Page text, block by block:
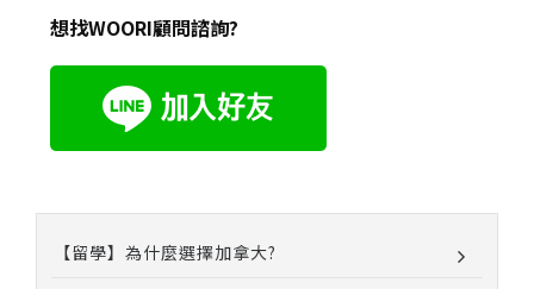
想找WOORI顧問諮詢?
【留學】為什麼選擇加拿大?